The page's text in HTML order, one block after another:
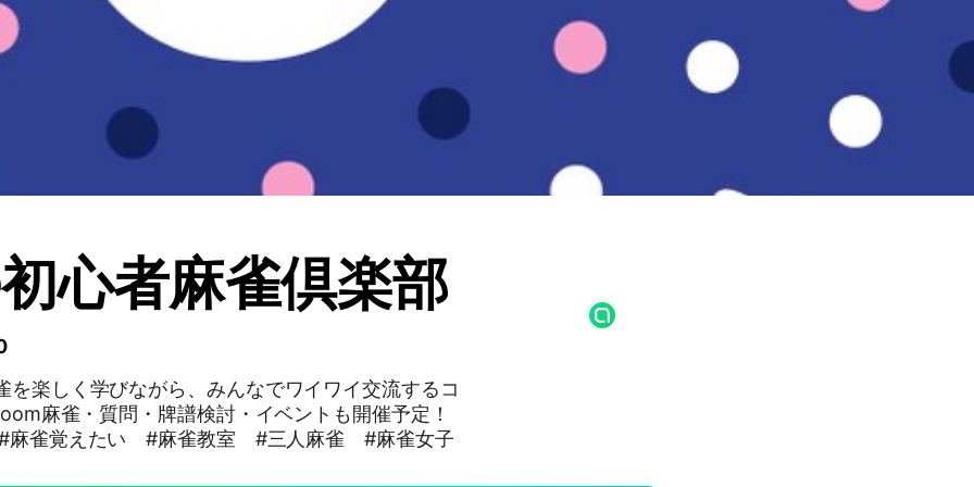
心者麻雀倶楽部
を楽しく学びながら、みんなでワイワイ交流するコ
麻雀・質問・牌譜検討・イベントも開催予定！
覚えたい #麻雀教室 #三人麻雀 #麻雀女子